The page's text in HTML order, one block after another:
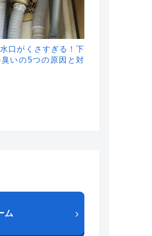
口がくさすぎる！下
いの5つの原因と対
ム